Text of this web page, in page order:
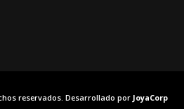
reservados. Desarrollado por JoyaCorp